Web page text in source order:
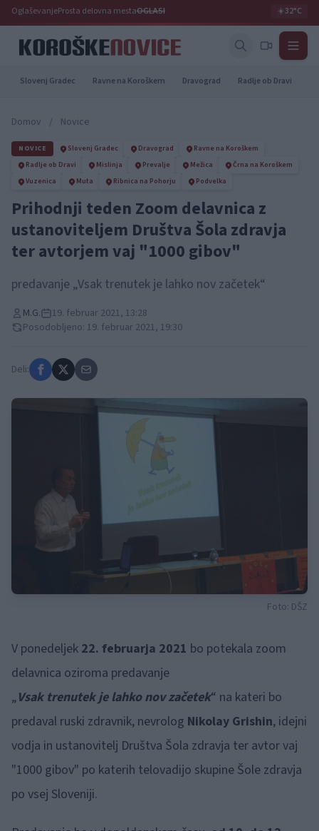
OglaševanjeProsta delovna mestaOGLASI ☀️32°C
Slovenj Gradec Ravne na Koroškem Dravograd Radlje ob Dravi
Domov / Novice
NOVICE Slovenj Gradec Dravograd
Ravne na Koroškem
Radlje ob Dravi
Mislinja Prevalje Mežica
Črna na Koroškem
Vuzenica
Muta Ribnica na Pohorju Podvelka
Prihodnji teden Zoom delavnica z
ustanoviteljem Društva Šola zdravja
ter avtorjem vaj "1000 gibov"
predavanje „Vsak trenutek je lahko nov začetek“
M.G.
19. februar 2021, 13:28
Posodobljeno: 19. februar 2021, 19:30
Deli:
Foto: DŠZ
V ponedeljek 22. februarja 2021 bo potekala zoom
delavnica oziroma predavanje
„Vsak trenutek je lahko nov začetek“ na kateri bo
predaval ruski zdravnik, nevrolog Nikolay Grishin, idejni
vodja in ustanovitelj Društva Šola zdravja ter avtor vaj
"1000 gibov" po katerih telovadijo skupine Šole zdravja
po vsej Sloveniji.